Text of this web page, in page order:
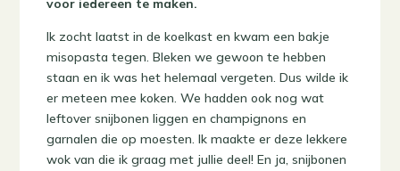
voor iedereen te maken.
Ik zocht laatst in de koelkast en kwam een bakje
misopasta tegen. Bleken we gewoon te hebben
staan en ik was het helemaal vergeten. Dus wilde ik
er meteen mee koken. We hadden ook nog wat
leftover snijbonen liggen en champignons en
garnalen die op moesten. Ik maakte er deze lekkere
wok van die ik graag met jullie deel! En ja, snijbonen